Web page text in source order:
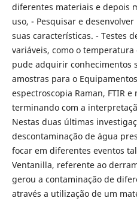
diferentes materiais e depois
uso, - Pesquisar e
suas características. - Testes
variáveis, como o temperatura
pude adquirir conhecimentos
amostras para o
espectroscopia Raman, FTIR
terminando com a
Nestas duas últimas
descontaminação de água
focar em diferentes eventos
Ventanilla, referente ao
gerou a contaminação de
através a utilização de um